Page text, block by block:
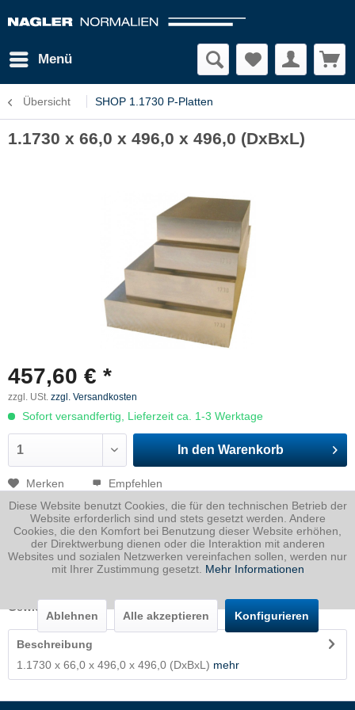
Menü
Übersicht SHOP 1.1730 P-Platten
1.1730 x 66,0 x 496,0 x 496,0 (DxBxL)
457,60 € *
zzgl. USt. zzgl. Versandkosten
Sofort versandfertig, Lieferzeit ca. 1-3 Werktage
In den Warenkorb
Merken Empfehlen
Artikel-Nr.: 1730066049600496P
Dicke
66 mm
Breite
496 mm
496 mm
Gewicht
Beschreibung
1.1730 x 66,0 x 496,0 x 496,0 (DxBxL) mehr
Diese Website benutzt Cookies, die für den technischen Betrieb der
Website erforderlich sind und stets gesetzt werden. Andere
Cookies, die den Komfort bei Benutzung dieser Website erhöhen,
der Direktwerbung dienen oder die Interaktion mit anderen
Websites und sozialen Netzwerken vereinfachen sollen, werden nur
mit Ihrer Zustimmung gesetzt. Mehr Informationen
Ablehnen Alle akzeptieren Konfigurieren